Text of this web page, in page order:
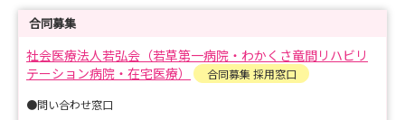
合同募集
社会医療法人若弘会（若草第一病院・わかくさ竜間リハビリ
テーション病院・在宅医療）
合同募集 採用窓口
●問い合わせ窓口